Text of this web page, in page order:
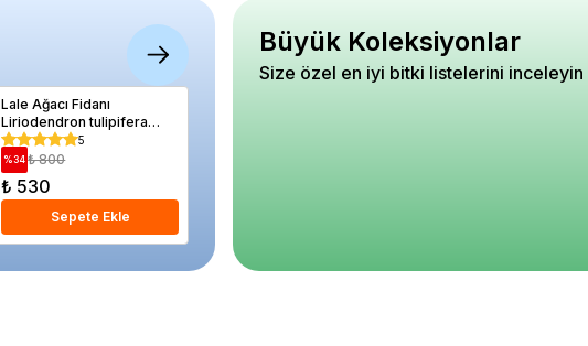
Lale Ağacı Fidanı
Liriodendron tulipifera
Saksıda
5
%34 ₺ 800
₺ 530
Sepete Ekle
Büyük Koleksiyonlar
Size özel en iyi bitki listelerini inceleyin